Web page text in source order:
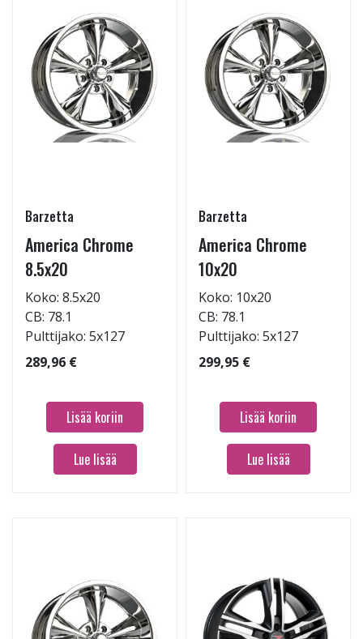
Barzetta
America Chrome
8.5x20
Koko: 8.5x20
CB: 78.1
Pulttijako: 5x127
289,96 €
Lisää koriin
Lue lisää
Barzetta
America Chrome
10x20
Koko: 10x20
CB: 78.1
Pulttijako: 5x127
299,95 €
Lisää koriin
Lue lisää